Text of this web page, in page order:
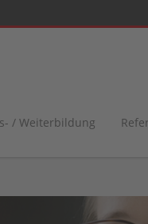
/ Weiterbildung